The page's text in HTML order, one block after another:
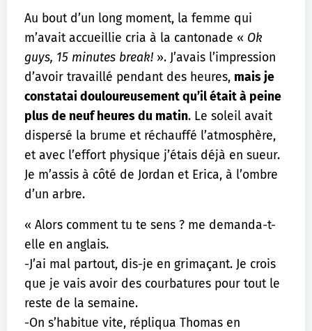
Au bout d’un long moment, la femme qui
m’avait accueillie cria à la cantonade « Ok
guys, 15 minutes break! ». J’avais l’impression
d’avoir travaillé pendant des heures, mais je
constatai douloureusement qu’il était à peine
plus de neuf heures du matin. Le soleil avait
dispersé la brume et réchauffé l’atmosphère,
et avec l’effort physique j’étais déjà en sueur.
Je m’assis à côté de Jordan et Erica, à l’ombre
d’un arbre.
« Alors comment tu te sens ? me demanda-t-
elle en anglais.
-J’ai mal partout, dis-je en grimaçant. Je crois
que je vais avoir des courbatures pour tout le
reste de la semaine.
-On s’habitue vite, répliqua Thomas en